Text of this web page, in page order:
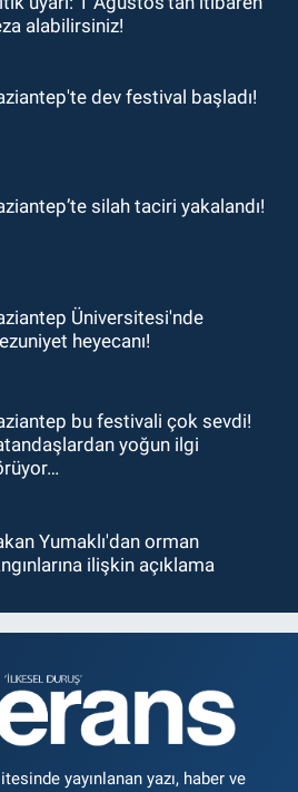
alabilirsiniz!
dev festival başladı!
silah taciri yakalandı!
Üniversitesi'nde
heyecanı!
bu festivali çok sevdi!
yoğun ilgi
Yumaklı'dan orman
ilişkin açıklama
yayınlanan yazı, haber ve